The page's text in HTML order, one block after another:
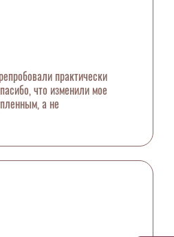
практически
что изменили мое
а не